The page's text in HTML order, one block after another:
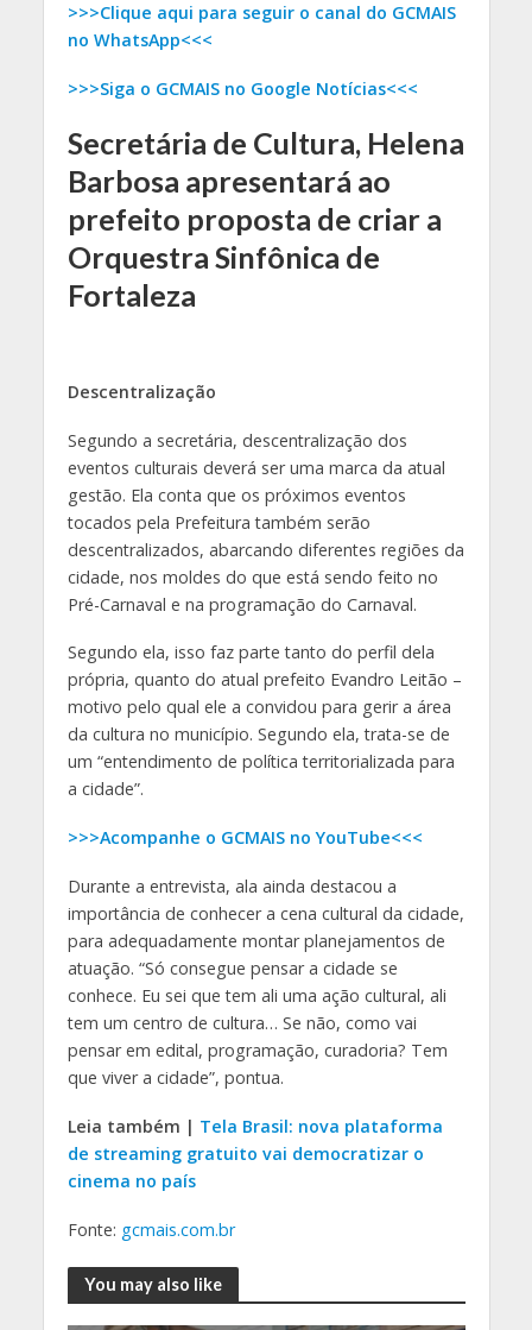
>>>Clique aqui para seguir o canal do GCMAIS
no WhatsApp<<<
>>>Siga o GCMAIS no Google Notícias<<<
Secretária de Cultura, Helena
Barbosa apresentará ao
prefeito proposta de criar a
Orquestra Sinfônica de
Fortaleza
Descentralização
Segundo a secretária, descentralização dos
eventos culturais deverá ser uma marca da atual
gestão. Ela conta que os próximos eventos
tocados pela Prefeitura também serão
descentralizados, abarcando diferentes regiões da
cidade, nos moldes do que está sendo feito no
Pré-Carnaval e na programação do Carnaval.
Segundo ela, isso faz parte tanto do perfil dela
própria, quanto do atual prefeito Evandro Leitão –
motivo pelo qual ele a convidou para gerir a área
da cultura no município. Segundo ela, trata-se de
um “entendimento de política territorializada para
a cidade”.
>>>Acompanhe o GCMAIS no YouTube<<<
Durante a entrevista, ala ainda destacou a
importância de conhecer a cena cultural da cidade,
para adequadamente montar planejamentos de
atuação. “Só consegue pensar a cidade se
conhece. Eu sei que tem ali uma ação cultural, ali
tem um centro de cultura… Se não, como vai
pensar em edital, programação, curadoria? Tem
que viver a cidade”, pontua.
Leia também | Tela Brasil: nova plataforma
de streaming gratuito vai democratizar o
cinema no país
Fonte: gcmais.com.br
You may also like